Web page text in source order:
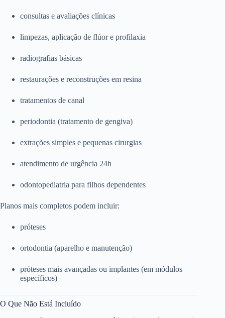
consultas e avaliações clínicas
limpezas, aplicação de flúor e profilaxia
radiografias básicas
restaurações e reconstruções em resina
tratamentos de canal
periodontia (tratamento de gengiva)
extrações simples e pequenas cirurgias
atendimento de urgência 24h
odontopediatria para filhos dependentes
Planos mais completos podem incluir:
próteses
ortodontia (aparelho e manutenção)
próteses mais avançadas ou implantes (em módulos
específicos)
O Que Não Está Incluído